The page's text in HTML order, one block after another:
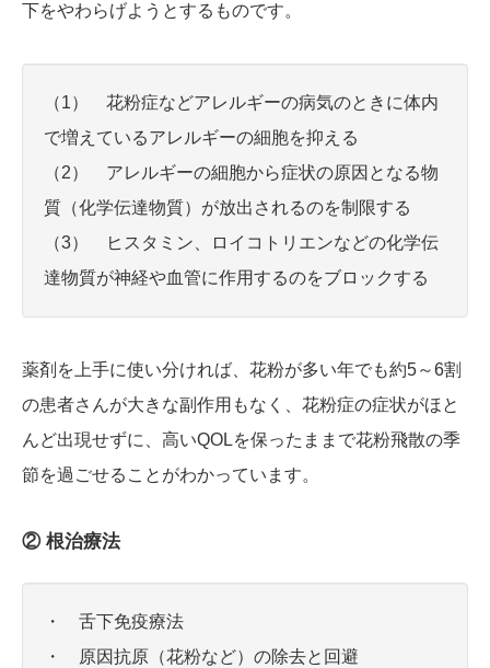
下をやわらげようとするものです。
（1） 花粉症などアレルギーの病気のときに体内
で増えているアレルギーの細胞を抑える
（2） アレルギーの細胞から症状の原因となる物
質（化学伝達物質）が放出されるのを制限する
（3） ヒスタミン、ロイコトリエンなどの化学伝
達物質が神経や血管に作用するのをブロックする
薬剤を上手に使い分ければ、花粉が多い年でも約5～6割
の患者さんが大きな副作用もなく、花粉症の症状がほと
んど出現せずに、高いQOLを保ったままで花粉飛散の季
節を過ごせることがわかっています。
② 根治療法
・ 舌下免疫療法
・ 原因抗原（花粉など）の除去と回避